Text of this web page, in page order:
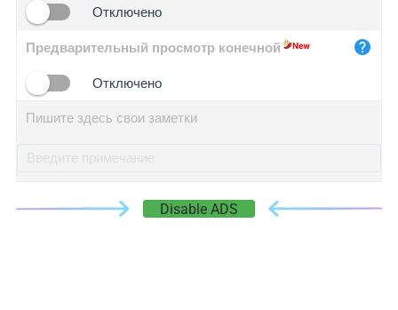
Отключено
Предварительный просмотр конечной
Отключено
Пишите здесь свои заметки
Disable ADS